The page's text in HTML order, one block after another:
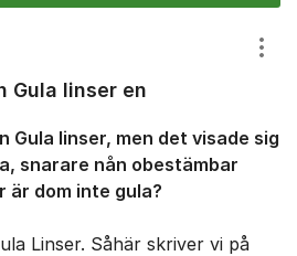
Gula linser en
Gula linser, men det visade sig
snarare nån obestämbar
dom inte gula?
Linser. Såhär skriver vi på